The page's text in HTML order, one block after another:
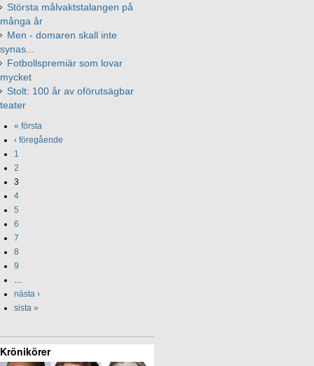
Största målvaktstalangen på
många år
Men - domaren skall inte
synas...
Fotbollspremiär som lovar
mycket
Stolt: 100 år av oförutsägbar
teater
« första
‹ föregående
1
2
3
4
5
6
7
8
9
…
nästa ›
sista »
Krönikörer